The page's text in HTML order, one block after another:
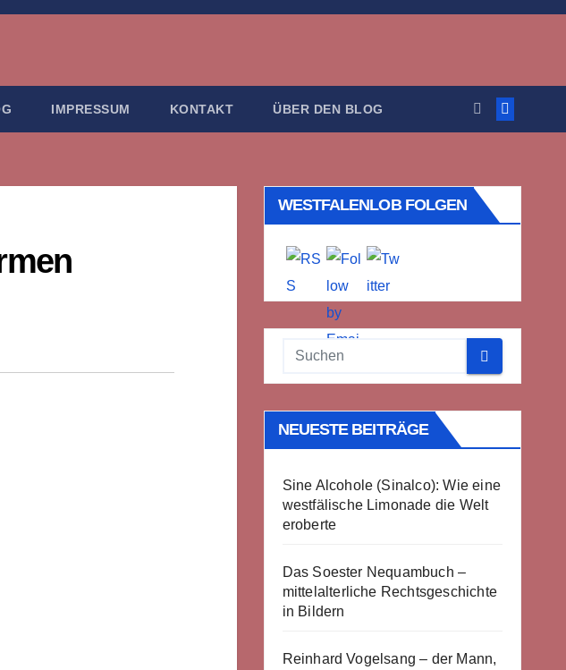
IMPRESSUM KONTAKT ÜBER DEN BLOG
WESTFALENLOB FOLGEN
NEUESTE BEITRÄGE
Sine Alcohole (Sinalco): Wie eine
westfälische Limonade die Welt
eroberte
Das Soester Nequambuch –
mittelalterliche Rechtsgeschichte
in Bildern
Reinhard Vogelsang – der Mann,